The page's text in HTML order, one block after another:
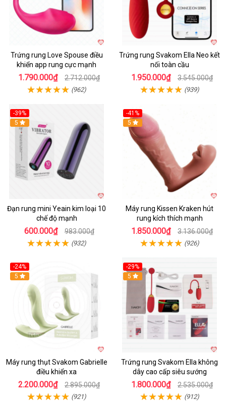
Trứng rung Love Spouse điều
khiển app rung cực mạnh
1.790.000₫ 2.712.000₫
(962)
Trứng rung Svakom Ella Neo kết
nối toàn cầu
1.950.000₫ 3.545.000₫
(939)
-39%
Hot
5
Đạn rung mini Yeain kim loại 10
chế độ mạnh
600.000₫ 983.000₫
(932)
-41%
Hot
5
Máy rung Kissen Kraken hút
rung kích thích mạnh
1.850.000₫ 3.136.000₫
(926)
-24%
Hot
5
Máy rung thụt Svakom Gabrielle
điều khiển xa
2.200.000₫ 2.895.000₫
(921)
-29%
5
Trứng rung Svakom Ella không
dây cao cấp siêu sướng
1.800.000₫ 2.535.000₫
(912)